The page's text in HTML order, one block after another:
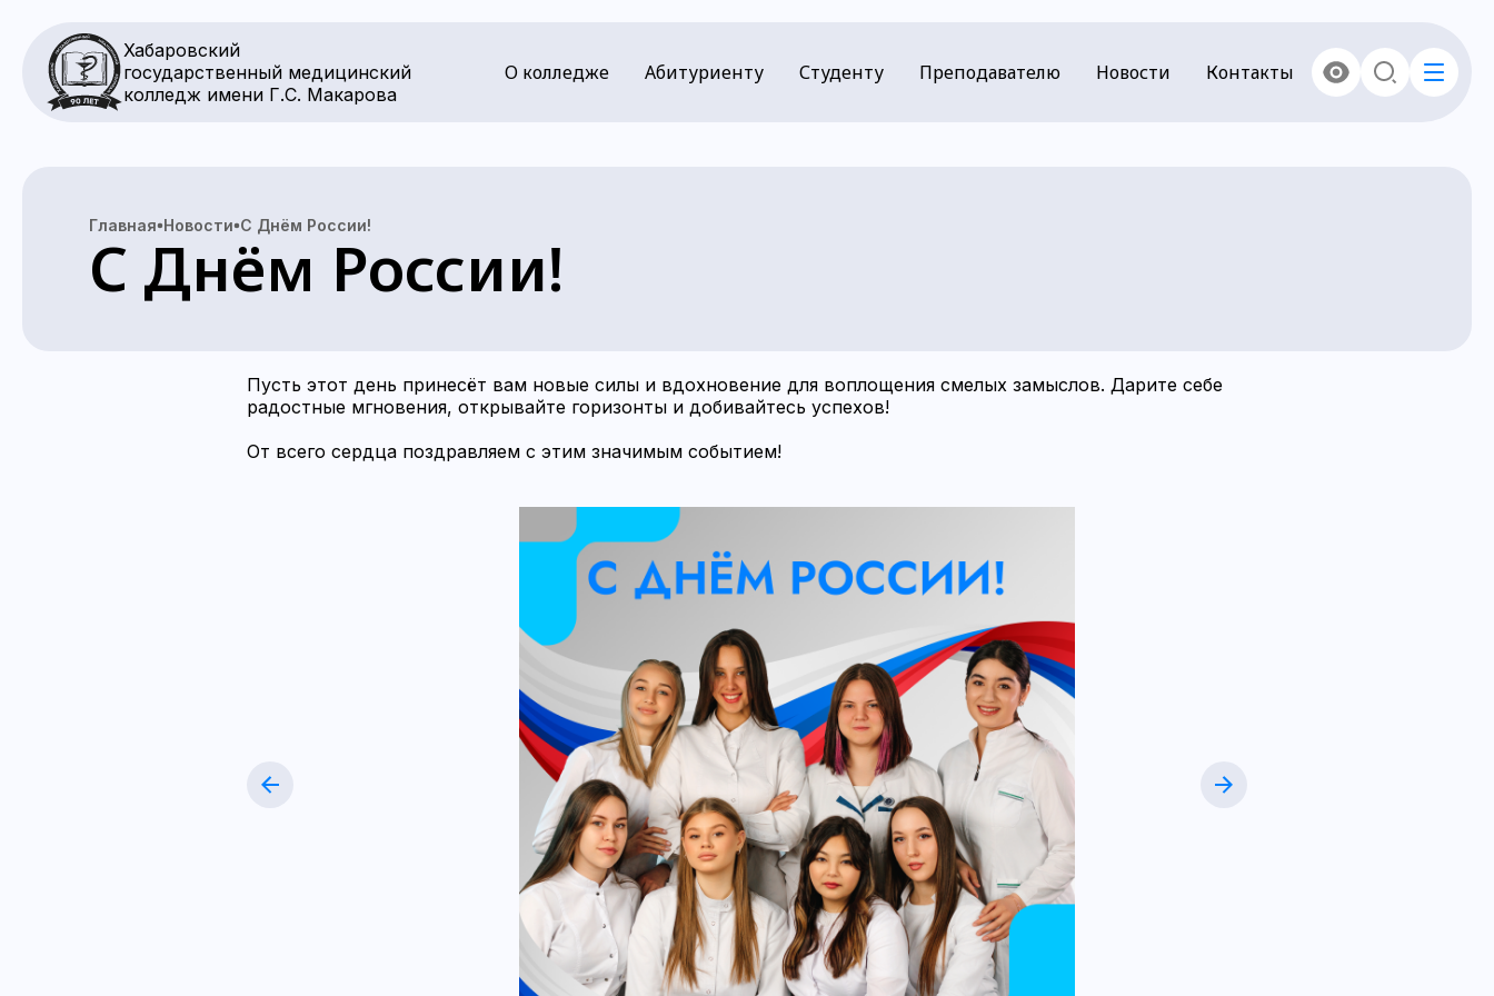
Хабаровский
государственный медицинский
колледж имени Г.С. Макарова
О колледже Абитуриенту Студенту Преподавателю Новости Контакты
Главная Новости С Днём России!
С Днём России!
Пусть этот день принесёт вам новые силы и вдохновение для воплощения смелых замыслов. Дарите себе
радостные мгновения, открывайте горизонты и добивайтесь успехов!
От всего сердца поздравляем с этим значимым событием!